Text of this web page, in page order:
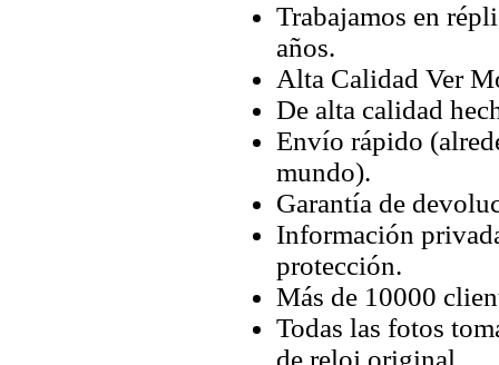
Trabajamos en
años.
Alta Calidad Ver
De alta calidad
Envío rápido
mundo).
Garantía de
Información
protección.
Más de 10000
Todas las fotos
de reloj original.